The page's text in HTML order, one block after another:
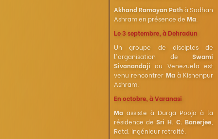
Akhand Ramayan Path à Sadhan
Ashram en présence de Ma
Le 3 septembre, à Dehradun
Un groupe de disciples de
l'organisation de Swami
Sivanandaji au Venezuela est
venu rencontrer Maà Kishenpur
Ashram.
En octobre, à Varanasi
Ma assiste à Durga Pooja à la
résidence deSri H. C. Banerjee
Retd. Ingénieur retraité.